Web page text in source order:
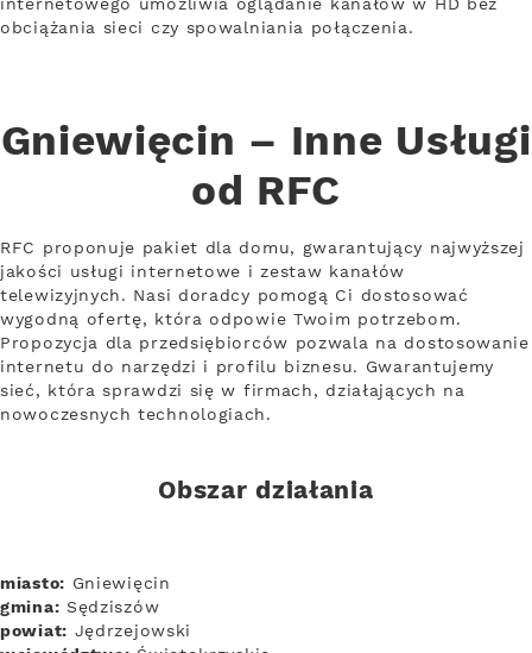
internetowego umożliwia oglądanie kanałów w HD bez
obciążania sieci czy spowalniania połączenia.
Gniewięcin – Inne Usługi
od RFC
RFC proponuje pakiet dla domu, gwarantujący najwyższej
jakości usługi internetowe i zestaw kanałów
telewizyjnych. Nasi doradcy pomogą Ci dostosować
wygodną ofertę, która odpowie Twoim potrzebom.
Propozycja dla przedsiębiorców pozwala na dostosowanie
internetu do narzędzi i profilu biznesu. Gwarantujemy
sieć, która sprawdzi się w firmach, działających na
nowoczesnych technologiach.
Obszar działania
miasto: Gniewięcin
gmina: Sędziszów
powiat: Jędrzejowski